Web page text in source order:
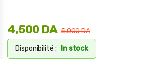
5,000DA
4,500 DA
Disponibilité : In stock